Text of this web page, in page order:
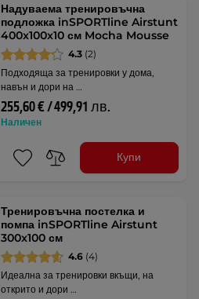
Надуваема тренировъчна
подложка inSPORTline Airstunt
400x100x10 см Mocha Mousse
4.3 (2)
Подходяща за тренировки у дома,
навън и дори на …
255,60 € / 499,91 лв.
Наличен
Купи
Тренировъчна постелка и
помпа inSPORTline Airstunt
300x100 см
4.6 (4)
Идеална за тренировки вкъщи, на
открито и дори …